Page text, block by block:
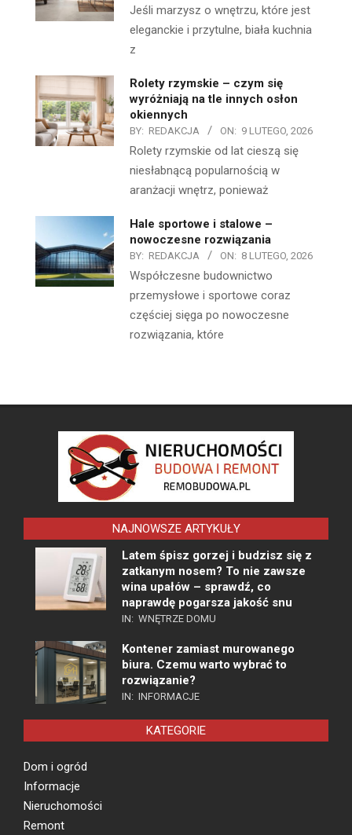
Jeśli marzysz o wnętrzu, które jest
eleganckie i przytulne, biała kuchnia
z
Rolety rzymskie – czym się
wyróżniają na tle innych osłon
okiennych
BY: REDAKCJA ON: 9 LUTEGO, 2026
Rolety rzymskie od lat cieszą się
niesłabnącą popularnością w
aranżacji wnętrz, ponieważ
Hale sportowe i stalowe –
nowoczesne rozwiązania
BY: REDAKCJA ON: 8 LUTEGO, 2026
Współczesne budownictwo
przemysłowe i sportowe coraz
częściej sięga po nowoczesne
rozwiązania, które
NAJNOWSZE ARTYKUŁY
Latem śpisz gorzej i budzisz się z
zatkanym nosem? To nie zawsze
wina upałów – sprawdź, co
naprawdę pogarsza jakość snu
IN: WNĘTRZE DOMU
Kontener zamiast murowanego
biura. Czemu warto wybrać to
rozwiązanie?
IN: INFORMACJE
KATEGORIE
Dom i ogród
Informacje
Nieruchomości
Remont